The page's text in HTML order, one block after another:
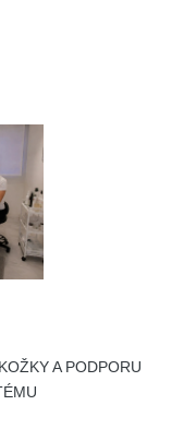
A PODPORU